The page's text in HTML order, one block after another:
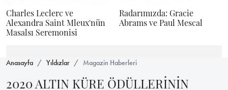
Charles Leclerc ve
Alexandra Saint Mleux'nün
Masalsı Seremonisi
Radarımızda: Gracie
Abrams ve Paul Mescal
Anasayfa Yıldızlar Magazin Haberleri
2020 ALTIN KÜRE ÖDÜLLERİNİN